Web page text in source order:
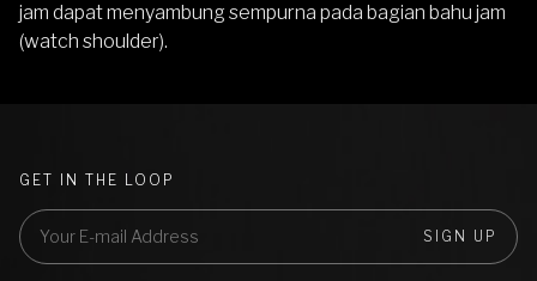
jam dapat menyambung sempurna pada bagian bahu jam
(watch shoulder).
GET IN THE LOOP
SIGN UP